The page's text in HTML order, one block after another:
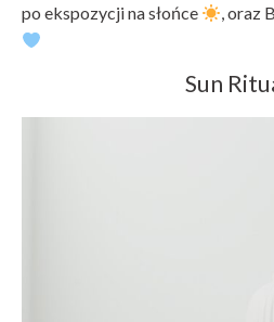
po ekspozycji na słońce
, oraz
Sun